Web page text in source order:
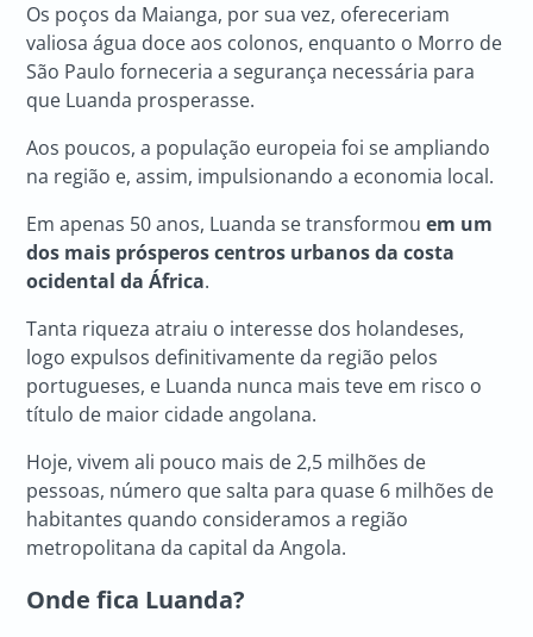
Os poços da Maianga, por sua vez, ofereceriam
valiosa água doce aos colonos, enquanto o Morro de
São Paulo forneceria a segurança necessária para
que Luanda prosperasse.
Aos poucos, a população europeia foi se ampliando
na região e, assim, impulsionando a economia local.
Em apenas 50 anos, Luanda se transformouem um
dos mais prósperos centros urbanos da costa
ocidental da África.
Tanta riqueza atraiu o interesse dos holandeses,
logo expulsos definitivamente da região pelos
portugueses, e Luanda nunca mais teve em risco o
título de maior cidade angolana.
Hoje, vivem ali pouco mais de 2,5 milhões de
pessoas, número que salta para quase 6 milhões de
habitantes quando consideramos a região
metropolitana da capital da Angola.
Onde fica Luanda?